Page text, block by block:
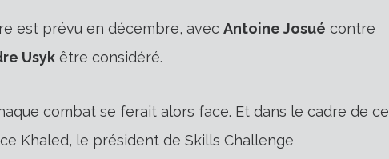
est prévu en décembre, avec Antoine Josué contre
Usyk être considéré.
combat se ferait alors face. Et dans le cadre de ce
Khaled, le président de Skills Challenge